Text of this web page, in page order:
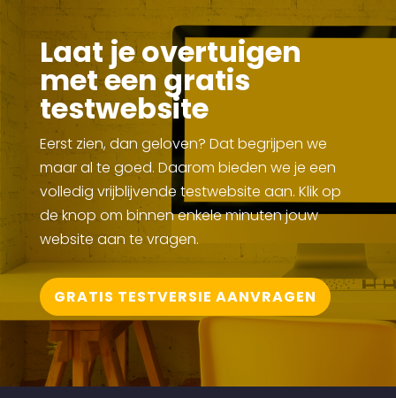
Laat je overtuigen
met een gratis
testwebsite
Eerst zien, dan geloven? Dat begrijpen we
maar al te goed. Daarom bieden we je een
volledig vrijblijvende testwebsite aan. Klik op
de knop om binnen enkele minuten jouw
website aan te vragen.
GRATIS TESTVERSIE AANVRAGEN